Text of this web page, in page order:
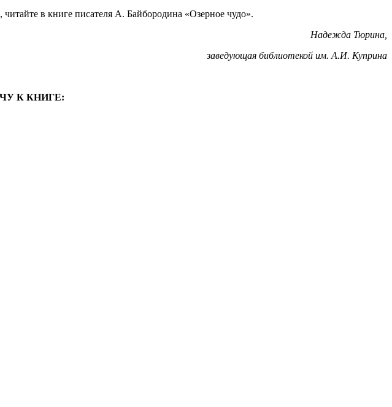
в книге писателя А. Байбородина «Озерное чудо».
Надежда Тюрина,
заведующая библиотекой им. А.И. Куприна
К КНИГЕ: